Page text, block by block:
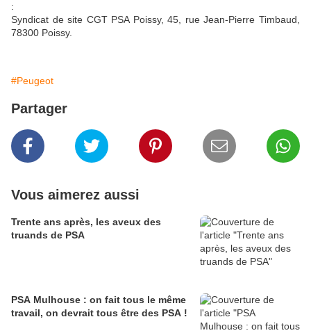
:
Syndicat de site CGT PSA Poissy, 45, rue Jean-Pierre Timbaud,
78300 Poissy.
#Peugeot
Partager
Vous aimerez aussi
Trente ans après, les aveux des
truands de PSA
PSA Mulhouse : on fait tous le même
travail, on devrait tous être des PSA !